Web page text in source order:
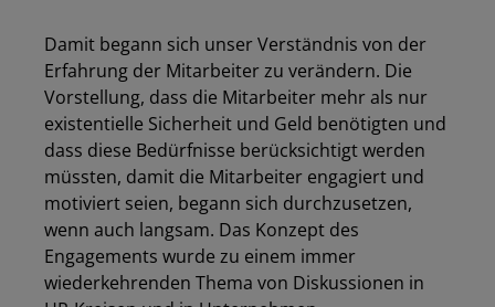
Damit begann sich unser Verständnis von der
Erfahrung der Mitarbeiter zu verändern. Die
Vorstellung, dass die Mitarbeiter mehr als nur
existentielle Sicherheit und Geld benötigten und
dass diese Bedürfnisse berücksichtigt werden
müssten, damit die Mitarbeiter engagiert und
motiviert seien, begann sich durchzusetzen,
wenn auch langsam. Das Konzept des
Engagements wurde zu einem immer
wiederkehrenden Thema von Diskussionen in